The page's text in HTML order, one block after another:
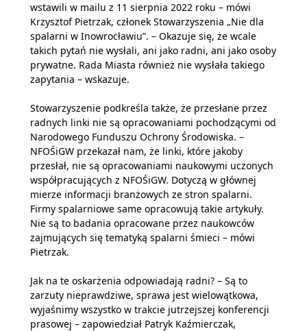
wstawili w mailu z 11 sierpnia 2022 roku – mówi
Krzysztof Pietrzak, członek Stowarzyszenia „Nie dla
spalarni w Inowrocławiu”. – Okazuje się, że wcale
takich pytań nie wysłali, ani jako radni, ani jako osoby
prywatne. Rada Miasta również nie wysłała takiego
zapytania – wskazuje.
Stowarzyszenie podkreśla także, że przesłane przez
radnych linki nie są opracowaniami pochodzącymi od
Narodowego Funduszu Ochrony Środowiska. –
NFOŚiGW przekazał nam, że linki, które jakoby
przesłał, nie są opracowaniami naukowymi uczonych
współpracujących z NFOŚiGW. Dotyczą w głównej
mierze informacji branżowych ze stron spalarni.
Firmy spalarniowe same opracowują takie artykuły.
Nie są to badania opracowane przez naukowców
zajmujących się tematyką spalarni śmieci – mówi
Pietrzak.
Jak na te oskarżenia odpowiadają radni? – Są to
zarzuty nieprawdziwe, sprawa jest wielowątkowa,
wyjaśnimy wszystko w trakcie jutrzejszej konferencji
prasowej – zapowiedział Patryk Kaźmierczak,